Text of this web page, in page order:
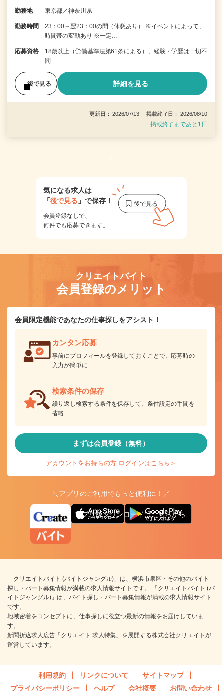
勤務地 東京都／神奈川県
勤務時間
23：00～翌23：00の間（休憩あり） ※イベントによって、
時間帯の変動あり ※一定…
応募資格
18歳以上（労働基準法第61条による）、経験・学歴は一切不
問
後で見る 詳細を見る
更新日： 2026/07/13 掲載終了日： 2026/08/10
掲載終了まであと1日
1
気になる求人は
「後で見る 」で保存！
会員登録なしで、
何件でも応募できます。
クリエイトバイト
会員登録のメリット
会員限定機能であなたの仕事探しをアシスト！
カンタン応募
事前にプロフィールを登録しておくことで、応募時の
入力が簡単に
検索条件の保存
繰り返し検索する条件を保存して、条件設定の手間を
省略
まずは会員登録（無料）
アカウントをお持ちの方 ログインはこちら＞
＼アプリのご利用でもっと便利に！／
アプリ版ダウンロードはこちらから
「クリエイトバイト (バイトジャングル)」は、横浜市泉区・その他のバイト
探し・パート募集情報が満載の求人情報サイトです。 「クリエイトバイト (バ
イトジャングル)」は、バイト探し・パート募集情報が満載の求人情報サイト
です。
地域密着をコンセプトに、仕事探しに役立つ最新の情報をお届けしていま
す。
新聞折込求人広告「クリエイト 求人特集」を展開する株式会社クリエイトが
運営しています。
利用規約 リンクについて
サイトマップ
プライバシーポリシー
ヘルプ 会社概要 お問い合わせ